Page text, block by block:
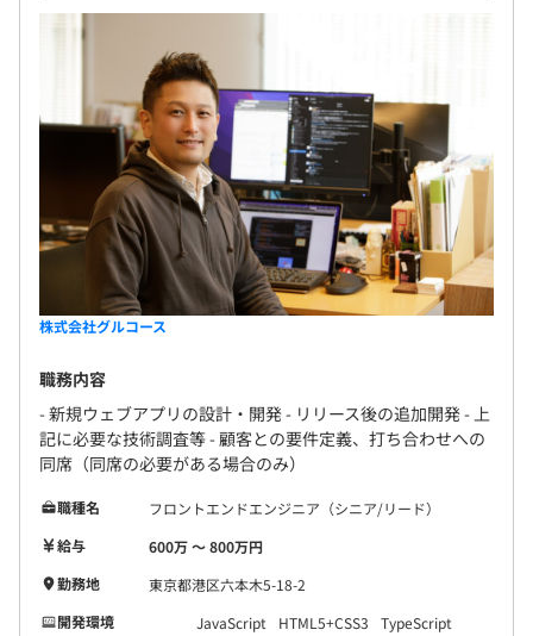
株式会社グルコース
職務内容
- 新規ウェブアプリの設計・開発 - リリース後の追加開発 - 上
記に必要な技術調査等 - 顧客との要件定義、打ち合わせへの
同席（同席の必要がある場合のみ）
職種名
フロントエンドエンジニア（シニア/リード）
給与
600万 〜 800万円
勤務地
東京都港区六本木5-18-2
開発環境
JavaScript HTML5+CSS3
TypeScript